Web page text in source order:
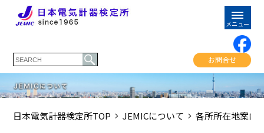
お問合せ
日本電気計器検定所TOP JEMICについて 各所所在地案内